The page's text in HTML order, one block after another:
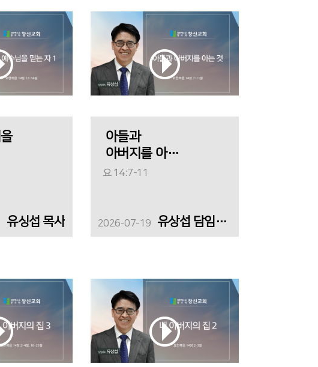
유싱섭 목사
아들과
아버지를 아는
것
요 14:7-11
2026-07-19 유상섭 담임목사